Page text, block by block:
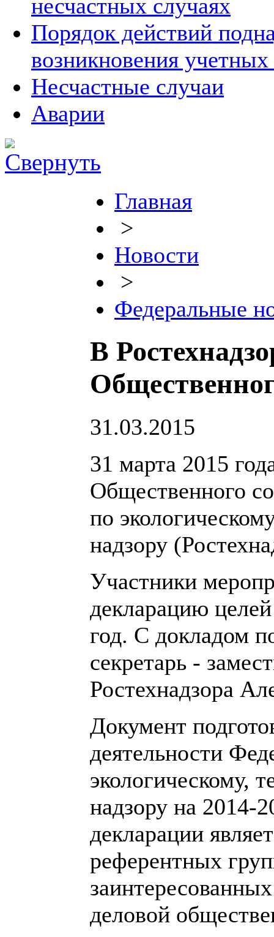
несчастных случаях
Порядок действий
возникновения
Несчастные случаи
Аварии
Главная
>
Новости
>
Федеральные
В
31.03.2015
31 марта 2015
Общественного
по
надзору
Участники
декларацию
год. С докладом
секретарь -
Ростехнадзора
Документ
деятельности
экологическому,
надзору на 2014-
декларации
референтных
деловой